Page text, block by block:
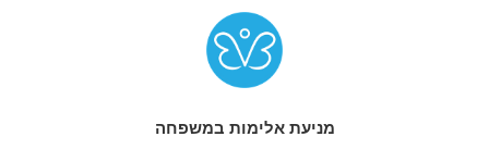
מניעת אלימות במשפחה